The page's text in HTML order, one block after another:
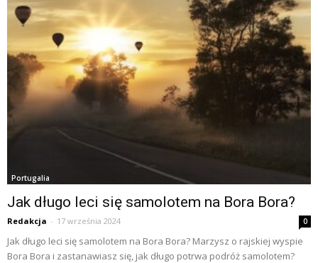
Portugalia
Jak długo leci się samolotem na Bora Bora?
Redakcja - 17 września 2024 0
Jak długo leci się samolotem na Bora Bora? Marzysz o rajskiej wyspie
Bora Bora i zastanawiasz się, jak długo potrwa podróż samolotem?